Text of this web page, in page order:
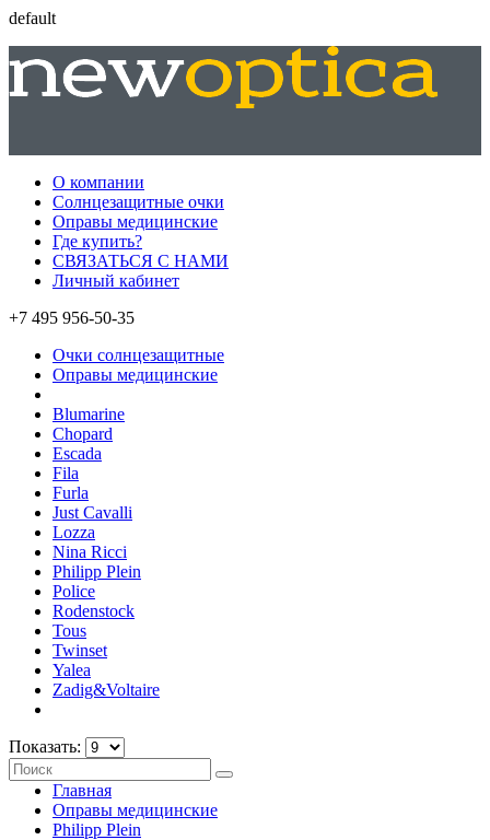
default
О компании
Солнцезащитные очки
Оправы медицинские
Где купить?
СВЯЗАТЬСЯ С НАМИ
Личный кабинет
+7 495 956-50-35
Очки солнцезащитные
Оправы медицинские
Blumarine
Chopard
Escada
Fila
Furla
Just Cavalli
Lozza
Nina Ricci
Philipp Plein
Police
Rodenstock
Tous
Twinset
Yalea
Zadig&Voltaire
Показать:
Главная
Оправы медицинские
Philipp Plein